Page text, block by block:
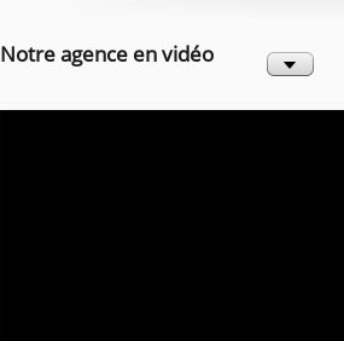
Notre agence en vidéo